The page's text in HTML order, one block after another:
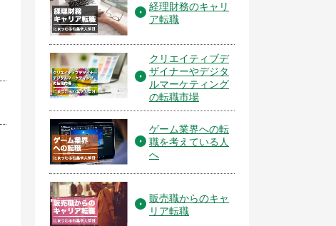
経理財務のキャリ
ア転職
クリエイティブデ
ザイナーやデジタ
ルマーケティング
の転職市場
ゲーム業界への転
職を考えている人
へ
販売職からのキャ
リア転職